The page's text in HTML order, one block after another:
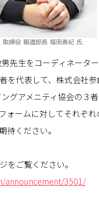
先生をコーディネータ
を代表して、株式会社
グアメニティ協会の３
ォームに対してそれぞ
待ください。
をご覧ください。
announcement/3501/